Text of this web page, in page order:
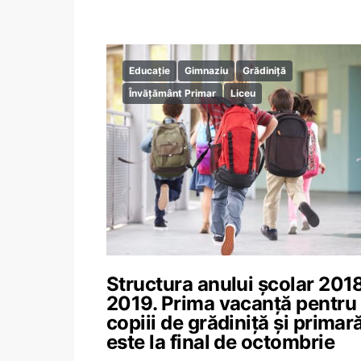
Educație Gimnaziu
Grădiniță
Învățământ Primar
Liceu
Structura anului școlar
2019. Prima vacanță pentru
copiii de grădiniță și
este la final de octombrie